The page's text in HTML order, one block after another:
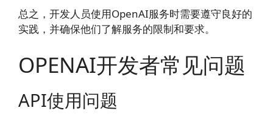
总之，开发人员使用OpenAI服务时需要遵守良好的
实践，并确保他们了解服务的限制和要求。
OPENAI开发者常见问题
API使用问题